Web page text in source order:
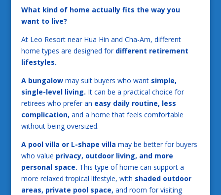
What kind of home actually fits the way you
want to live?
At Leo Resort near Hua Hin and Cha-Am, different
home types are designed for different retirement
lifestyles.
A bungalowmay suit buyers who want simple,
single-level living. It can be a practical choice for
retirees who prefer an easy daily routine, less
complication, and a home that feels comfortable
without being oversized.
A pool villa or L-shape villa may be better for buyers
who value privacy, outdoor living, and more
personal space. This type of home can support a
more relaxed tropical lifestyle, with shaded outdoor
areas, private pool space, and room for visiting